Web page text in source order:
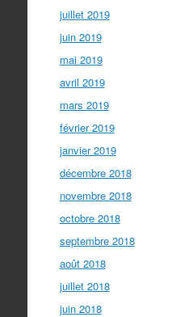
juillet 2019
juin 2019
mai 2019
avril 2019
mars 2019
février 2019
janvier 2019
décembre 2018
novembre 2018
octobre 2018
septembre 2018
août 2018
juillet 2018
juin 2018